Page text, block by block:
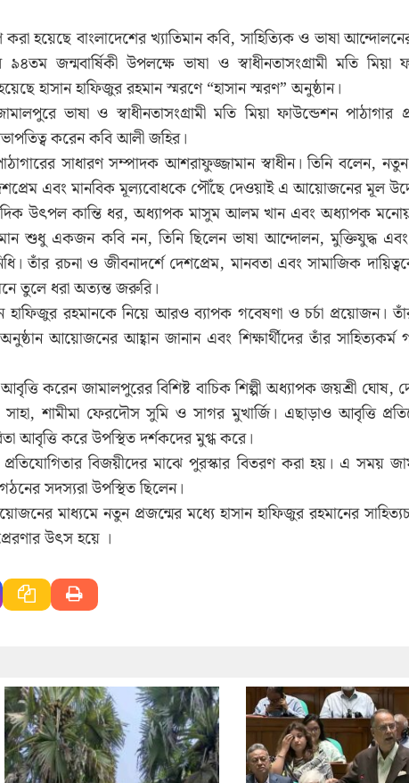
হয়েছে বাংলাদেশের খ্যাতিমান কবি, সাহিত্যিক ও ভাষা
জন্মবার্ষিকী উপলক্ষে ভাষা ও স্বাধীনতাসংগ্রামী মতি মিয়া
হাসান হাফিজুর রহমান স্মরণে “হাসান স্মরণ” অনুষ্ঠান।
ভাষা ও স্বাধীনতাসংগ্রামী মতি মিয়া ফাউন্ডেশন পাঠাগার
করেন কবি আলী জহির।
সাধারণ সম্পাদক আশরাফুজ্জামান স্বাধীন। তিনি বলেন,
এবং মানবিক মূল্যবোধকে পৌঁছে দেওয়াই এ আয়োজনের মূল
উৎপল কান্তি ধর, অধ্যাপক মাসুম আলম খান এবং অধ্যাপক
শুধু একজন কবি নন, তিনি ছিলেন ভাষা আন্দোলন, মুক্তিযুদ্ধ এবং
তাঁর রচনা ও জীবনাদর্শে দেশপ্রেম, মানবতা এবং সামাজিক
তুলে ধরা অত্যন্ত জরুরি।
হাফিজুর রহমানকে নিয়ে আরও ব্যাপক গবেষণা ও চর্চা প্রয়োজন।
আয়োজনের আহ্বান জানান এবং শিক্ষার্থীদের তাঁর সাহিত্যকর্ম
করেন জামালপুরের বিশিষ্ট বাচিক শিল্পী অধ্যাপক জয়শ্রী ঘোষ,
শামীমা ফেরদৌস সুমি ও সাগর মুখার্জি। এছাড়াও আবৃত্তি
আবৃত্তি করে উপস্থিত দর্শকদের মুগ্ধ করে।
বিজয়ীদের মাঝে পুরস্কার বিতরণ করা হয়। এ সময়
সদস্যরা উপস্থিত ছিলেন।
মাধ্যমে নতুন প্রজন্মের মধ্যে হাসান হাফিজুর রহমানের
উৎস হয়ে ।